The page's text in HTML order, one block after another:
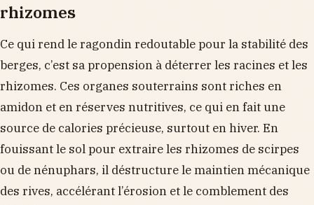
rhizomes
Ce qui rend le ragondin redoutable pour la stabilité des
berges, c’est sa propension à déterrer les racines et les
rhizomes. Ces organes souterrains sont riches en
amidon et en réserves nutritives, ce qui en fait une
source de calories précieuse, surtout en hiver. En
fouissant le sol pour extraire les rhizomes de scirpes
ou de nénuphars, il déstructure le maintien mécanique
des rives, accélérant l’érosion et le comblement des